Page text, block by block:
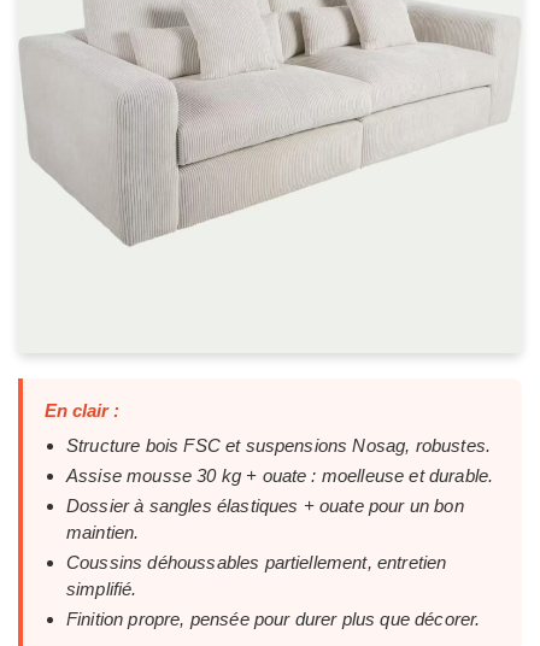
En clair :
Structure bois FSC et suspensions Nosag, robustes.
Assise mousse 30 kg + ouate : moelleuse et durable.
Dossier à sangles élastiques + ouate pour un bon
maintien.
Coussins déhoussables partiellement, entretien
simplifié.
Finition propre, pensée pour durer plus que décorer.